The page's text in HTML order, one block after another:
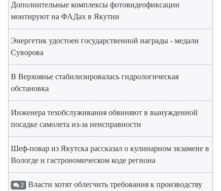
Дополнительные комплексы фотовидеофиксации
монтируют на ФАДах в Якутии
Энергетик удостоен государственной награды - медали
Суворова
В Верхоянье стабилизировалась гидрологическая
обстановка
Инженера техобслуживания обвиняют в вынужденной
посадке самолета из-за неисправности
Шеф-повар из Якутска рассказал о кулинарном экзамене в
Вологде и гастрономическом коде региона
2 Власти хотят облегчить требования к производству